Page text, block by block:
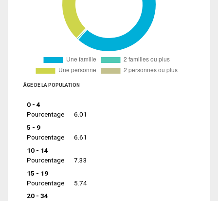
ÂGE DE LA POPULATION
0 - 4
Pourcentage
6.01
5 - 9
Pourcentage
6.61
10 - 14
Pourcentage
7.33
15 - 19
Pourcentage
5.74
20 - 34